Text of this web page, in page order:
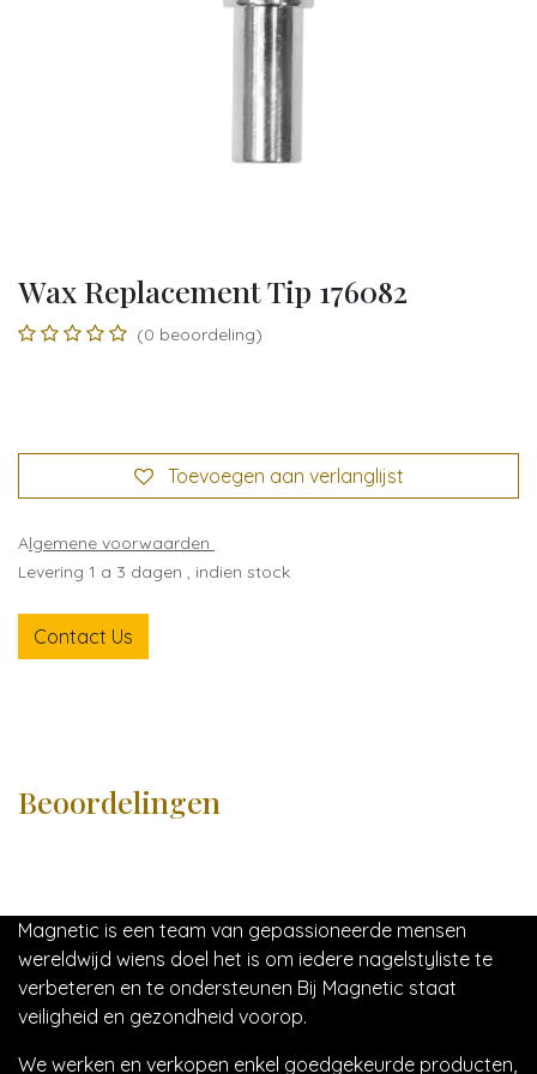
Wax Replacement Tip 176082
(0 beoordeling)
Toevoegen aan verlanglijst
Algemene voorwaarden
Levering 1 a 3 dagen , indien stock
Contact Us
Beoordelingen
Magnetic is een team van gepassioneerde mensen
wereldwijd wiens doel het is om iedere nagelstyliste te
verbeteren en te ondersteunen Bij Magnetic staat
veiligheid en gezondheid voorop.
We werken en verkopen enkel goedgekeurde producten,